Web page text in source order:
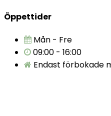
Öppettider
Mån - Fre
09:00 - 16:00
Endast förbokade